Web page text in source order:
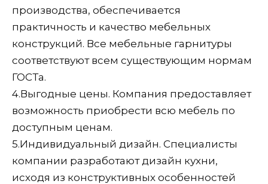
производства, обеспечивается
практичность и качество мебельных
конструкций. Все мебельные гарнитуры
соответствуют всем существующим нормам
ГОСТа.
4.Выгодные цены. Компания предоставляет
возможность приобрести всю мебель по
доступным ценам.
5.Индивидуальный дизайн. Специалисты
компании разработают дизайн кухни,
исходя из конструктивных особенностей